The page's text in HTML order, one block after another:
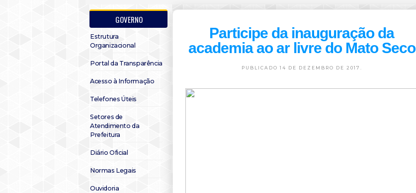
GOVERNO
Estrutura
Organizacional
Portal da Transparência
Acesso à Informação
Telefones Úteis
Setores de
Atendimento da
Prefeitura
Diário Oficial
Normas Legais
Ouvidoria
Participe da inauguração da
academia ao ar livre do Mato Seco
PUBLICADO 14 DE DEZEMBRO DE 2017.